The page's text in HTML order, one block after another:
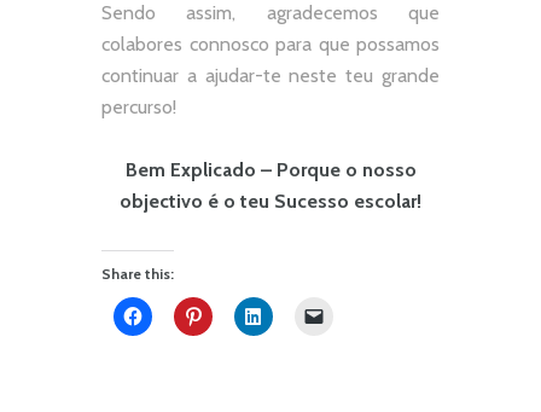
Sendo assim, agradecemos que
colabores connosco para que possamos
continuar a ajudar-te neste teu grande
percurso!
Bem Explicado – Porque o nosso
objectivo é o teu Sucesso escolar!
Share this: